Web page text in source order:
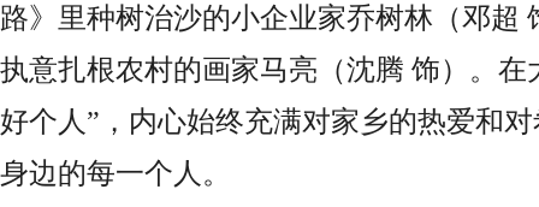
路》里种树治沙的小企业家乔树林（邓超
执意扎根农村的画家马亮（沈腾 饰）。在
好个人”，内心始终充满对家乡的热爱和
身边的每一个人。